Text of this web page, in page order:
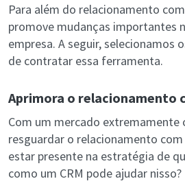
Para além do relacionamento
promove mudanças importantes
empresa. A seguir, selecionamos
de contratar essa ferramenta.
Aprimora o relacionamento
Com um mercado
resguardar o relacionamento
estar presente na estratégia de
como um CRM pode ajudar nisso?